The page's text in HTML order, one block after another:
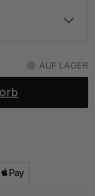
Auf Lager
AUF LAGER